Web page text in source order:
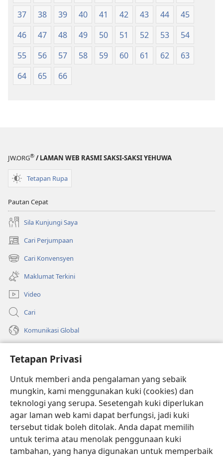
Tetapan Privasi
Untuk memberi anda pengalaman yang sebaik
mungkin, kami menggunakan kuki (cookies) dan
teknologi yang serupa. Sesetengah kuki diperlukan
agar laman web kami dapat berfungsi, jadi kuki
tersebut tidak boleh ditolak. Anda dapat memilih
untuk terima atau menolak penggunaan kuki
tambahan, yang hanya digunakan untuk memperbaik
37
38 39 40 41 42 43 44
45
46
47 48 49 50 51 52 53
54
55
56 57 58 59 60 61 62
63
64
65 66
JW.ORG® / LAMAN WEB RASMI SAKSI-SAKSI YEHUWA
Tetapan Rupa
Pautan Cepat
Sila Kunjungi Saya
Cari Perjumpaan
(membuka
tetingkap
baharu)
Cari Konvensyen
(membuka
tetingkap
baharu)
Maklumat Terkini
Video
Cari
Komunikasi Global
(membuka
tetingkap
baharu)PERPUSTAKAAN DALAM TALIAN Watchtower
(membuka
tetingkap
baharu)JW Hub
(membuka
tetingkap
baharu) JW Library ®